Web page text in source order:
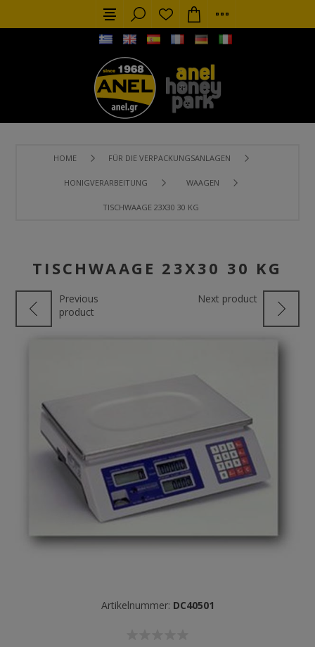
HOME FÜR DIE VERPACKUNGSANLAGEN
HONIGVERARBEITUNG WAAGEN
TISCHWAAGE 23X30 30 KG
TISCHWAAGE 23X30 30 KG
Previous
product
Next product
Artikelnummer: DC40501